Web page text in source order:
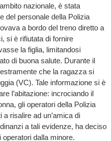
nazionale, è stata
del personale della Polizia
a bordo del treno diretto a
si è rifiutata di fornire
la figlia, limitandosi
di buona salute. Durante il
che la ragazza si
(VC). Tale informazione si è
l’abitazione: incrociando il
gli operatori della Polizia
risalire ad un’amica di
a tali evidenze, ha deciso
dalla minore.